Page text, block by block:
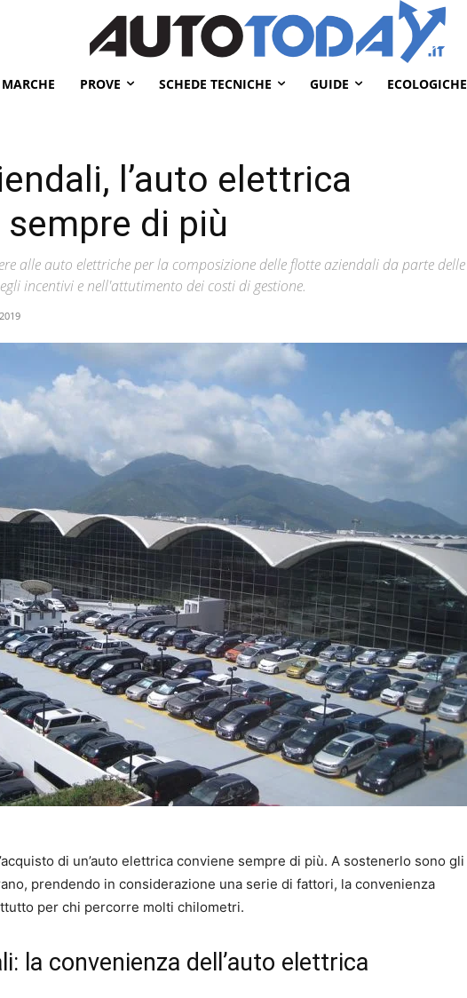
MARCHE PROVE SCHEDE TECNICHE GUIDE ECOLOGICHE
l’auto elettrica
di più
alle auto elettriche per la composizione delle flotte aziendali da parte delle
incentivi e nell'attutimento dei costi di gestione.
di un’auto elettrica conviene sempre di più. A sostenerlo sono gli
prendendo in considerazione una serie di fattori, la convenienza
per chi percorre molti chilometri.
la convenienza dell’auto elettrica